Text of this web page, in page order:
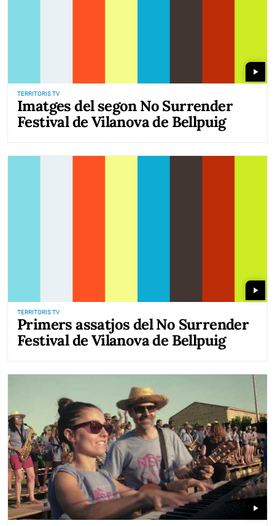
play_arrow
TERRITORIS TV
Imatges del segon No Surrender
Festival de Vilanova de Bellpuig
play_arrow
TERRITORIS TV
Primers assatjos del No Surrender
Festival de Vilanova de Bellpuig
play_arrow